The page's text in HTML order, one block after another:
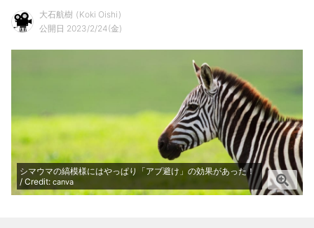
大石航樹
Koki Oishi
公開日 2023/2/24(金)
シマウマの縞模様にはやっぱり「アブ避け」の効果があった！
/ Credit: canva